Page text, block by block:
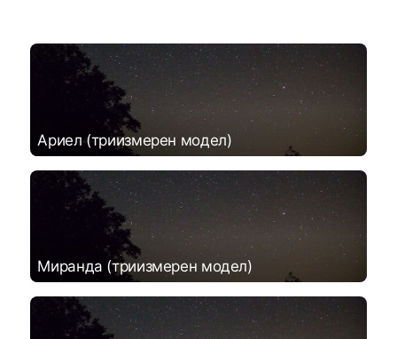
Ариел (триизмерен модел)
Миранда (триизмерен модел)